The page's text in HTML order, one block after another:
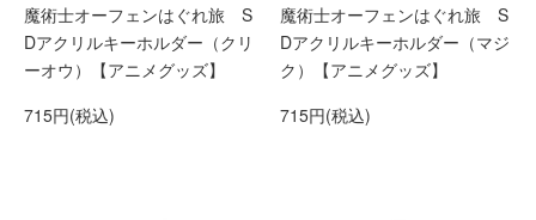
魔術士オーフェンはぐれ旅 S
Dアクリルキーホルダー（クリ
ーオウ）【アニメグッズ】
715円(税込)
魔術士オーフェンはぐれ旅 S
Dアクリルキーホルダー（マジ
ク）【アニメグッズ】
715円(税込)